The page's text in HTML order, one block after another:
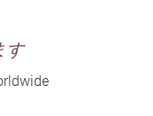
す